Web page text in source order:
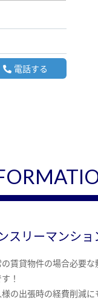
電話する
スリーマンショ
賃貸物件の場合必要
！
の出張時の経費削減に